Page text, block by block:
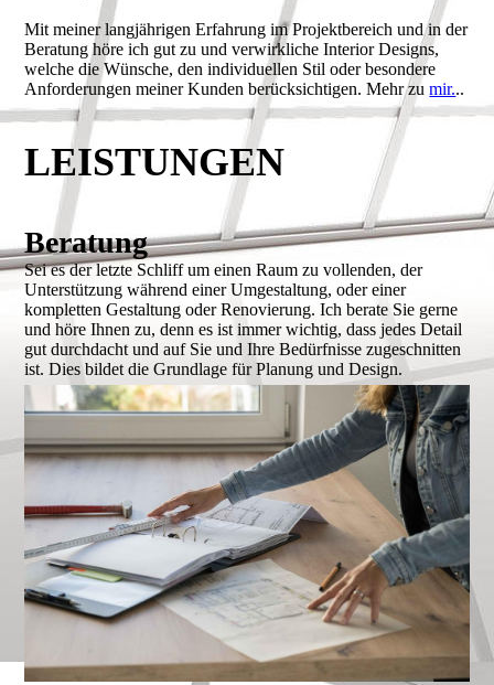
Mit meiner langjährigen Erfahrung im Projektbereich und in der
Beratung höre ich gut zu und verwirkliche Interior Designs,
welche die Wünsche, den individuellen Stil oder besondere
Anforderungen meiner Kunden berücksichtigen. Mehr zumir...
LEISTUNGEN
Beratung
Sei es der letzte Schliff um einen Raum zu vollenden, der
Unterstützung während einer Umgestaltung, oder einer
kompletten Gestaltung oder Renovierung. Ich berate Sie gerne
und höre Ihnen zu, denn es ist immer wichtig, dass jedes Detail
gut durchdacht und auf Sie und Ihre Bedürfnisse zugeschnitten
ist. Dies bildet die Grundlage für Planung und Design.